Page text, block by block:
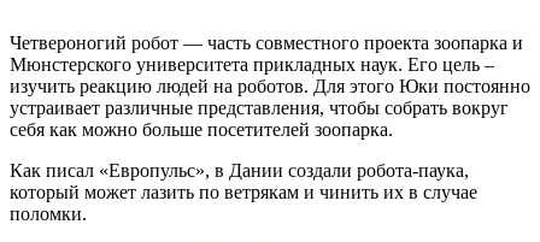
Четвероногий робот — часть совместного проекта зоопарка и
Мюнстерского университета прикладных наук. Его цель –
изучить реакцию людей на роботов. Для этого Юки постоянно
устраивает различные представления, чтобы собрать вокруг
себя как можно больше посетителей зоопарка.
Как писал «Европульс», в Дании создали робота-паука,
который может лазить по ветрякам и чинить их в случае
поломки.